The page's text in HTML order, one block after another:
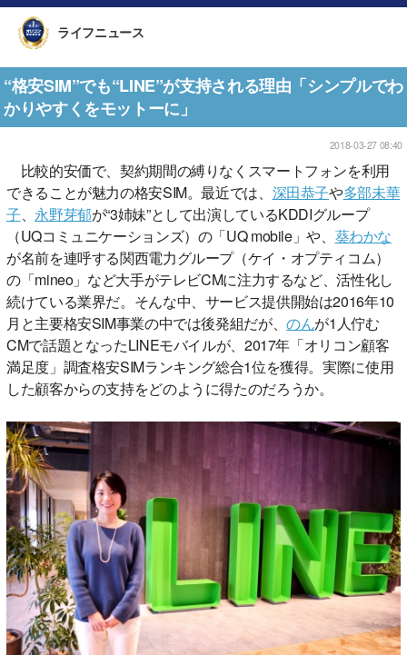
ライフニュース
“格安SIM”でも“LINE”が支持される理由「シンプルでわ
かりやすくをモットーに」
2018-03-27 08:40
比較的安価で、契約期間の縛りなくスマートフォンを利用
できることが魅力の格安SIM。最近では、 深田恭子や多部未華
子
永野芽郁が“3姉妹”として出演しているKDDIグループ
（UQコミュニケーションズ）の「UQ mobile」や、 葵わかな
が名前を連呼する関西電力グループ（ケイ・オプティコム）
の「mineo」など大手がテレビCMに注力するなど、活性化し
続けている業界だ。そんな中、サービス提供開始は2016年10
月と主要格安SIM事業の中では後発組だが、のんが1人佇む
CMで話題となったLINEモバイルが、2017年「オリコン顧客
満足度」調査格安SIMランキング総合1位を獲得。実際に使用
した顧客からの支持をどのように得たのだろうか。